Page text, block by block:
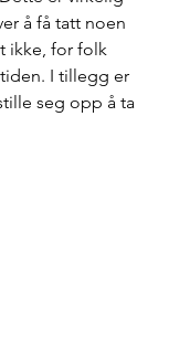
å få tatt noen
ikke, for folk
I tillegg er
seg opp å ta